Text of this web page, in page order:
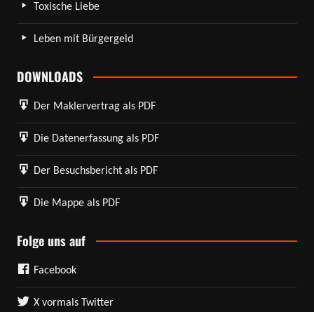
Toxische Liebe
Leben mit Bürgergeld
DOWNLOADS
Der Maklervertrag als PDF
Die Datenerfassung als PDF
Der Besuchsbericht als PDF
Die Mappe als PDF
Folge uns auf
Facebook
X vormals Twitter